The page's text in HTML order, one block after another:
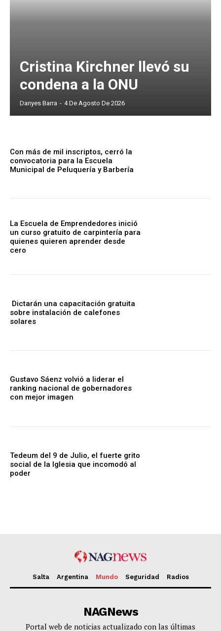
Cristina Kirchner llevó su
condena a la ONU
Danyes Barra - 4 De Agosto De 2026
Con más de mil inscriptos, cerró la
convocatoria para la Escuela
Municipal de Peluquería y Barbería
La Escuela de Emprendedores inició
un curso gratuito de carpintería para
quienes quieren aprender desde
cero
Dictarán una capacitación gratuita
sobre instalación de calefones
solares
Gustavo Sáenz volvió a liderar el
ranking nacional de gobernadores
con mejor imagen
Tedeum del 9 de Julio, el fuerte grito
social de la Iglesia que incomodó al
poder
Salta Argentina Mundo Seguridad Radios
NAGNews
Portal web de noticias actualizado con las últimas